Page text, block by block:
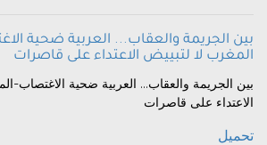
بين الجريمة والعقاب... العربية ضحية
المغرب لا لتبييض الاعتداء على قاصرات
بين الجريمة والعقاب... العربية ضحية الاغتصاب-
الاعتداء على قاصرات
تحميل